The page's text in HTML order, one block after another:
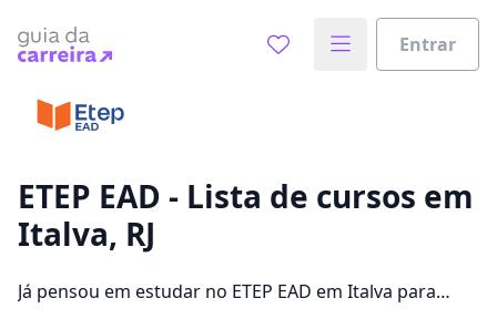
Entrar
Vamos te guiar no caminho ideal para seus estudos
ETEP EAD - Lista de cursos em
Italva, RJ
Já pensou em estudar no ETEP EAD em Italva para